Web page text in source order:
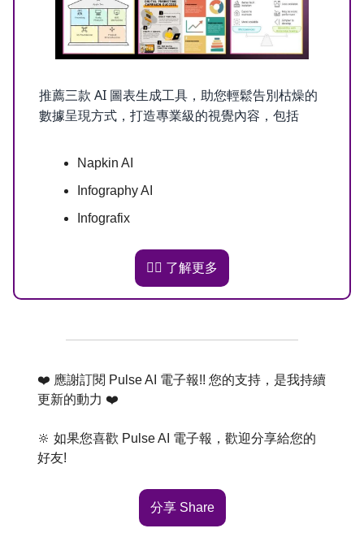
推薦三款 AI 圖表生成工具，助您輕鬆告別枯燥的
數據呈現方式，打造專業級的視覺內容，包括
Napkin AI
Infography AI
Infografix
👉🏻 了解更多
❤️ 應謝訂閱 Pulse AI 電子報!! 您的支持，是我持續
更新的動力 ❤️
🔆 如果您喜歡 Pulse AI 電子報，歡迎分享給您的
好友!
分享 Share